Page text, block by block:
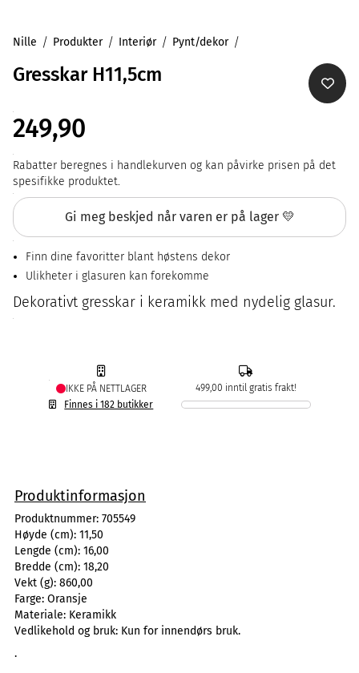
Nille Produkter Interiør Pynt/dekor
Gresskar H11,5cm
249,90
Rabatter beregnes i handlekurven og kan påvirke prisen på det
spesifikke produktet.
Gi meg beskjed når varen er på lager 💛
Finn dine favoritter blant høstens dekor
Ulikheter i glasuren kan forekomme
Dekorativt gresskar i keramikk med nydelig glasur.
IKKE PÅ NETTLAGER
Finnes i 182 butikker
499,00 inntil gratis frakt!
Produktinformasjon
Produktnummer: 705549
Høyde (cm): 11,50
Lengde (cm): 16,00
Bredde (cm): 18,20
Vekt (g): 860,00
Farge: Oransje
Materiale: Keramikk
Vedlikehold og bruk: Kun for innendørs bruk.
.